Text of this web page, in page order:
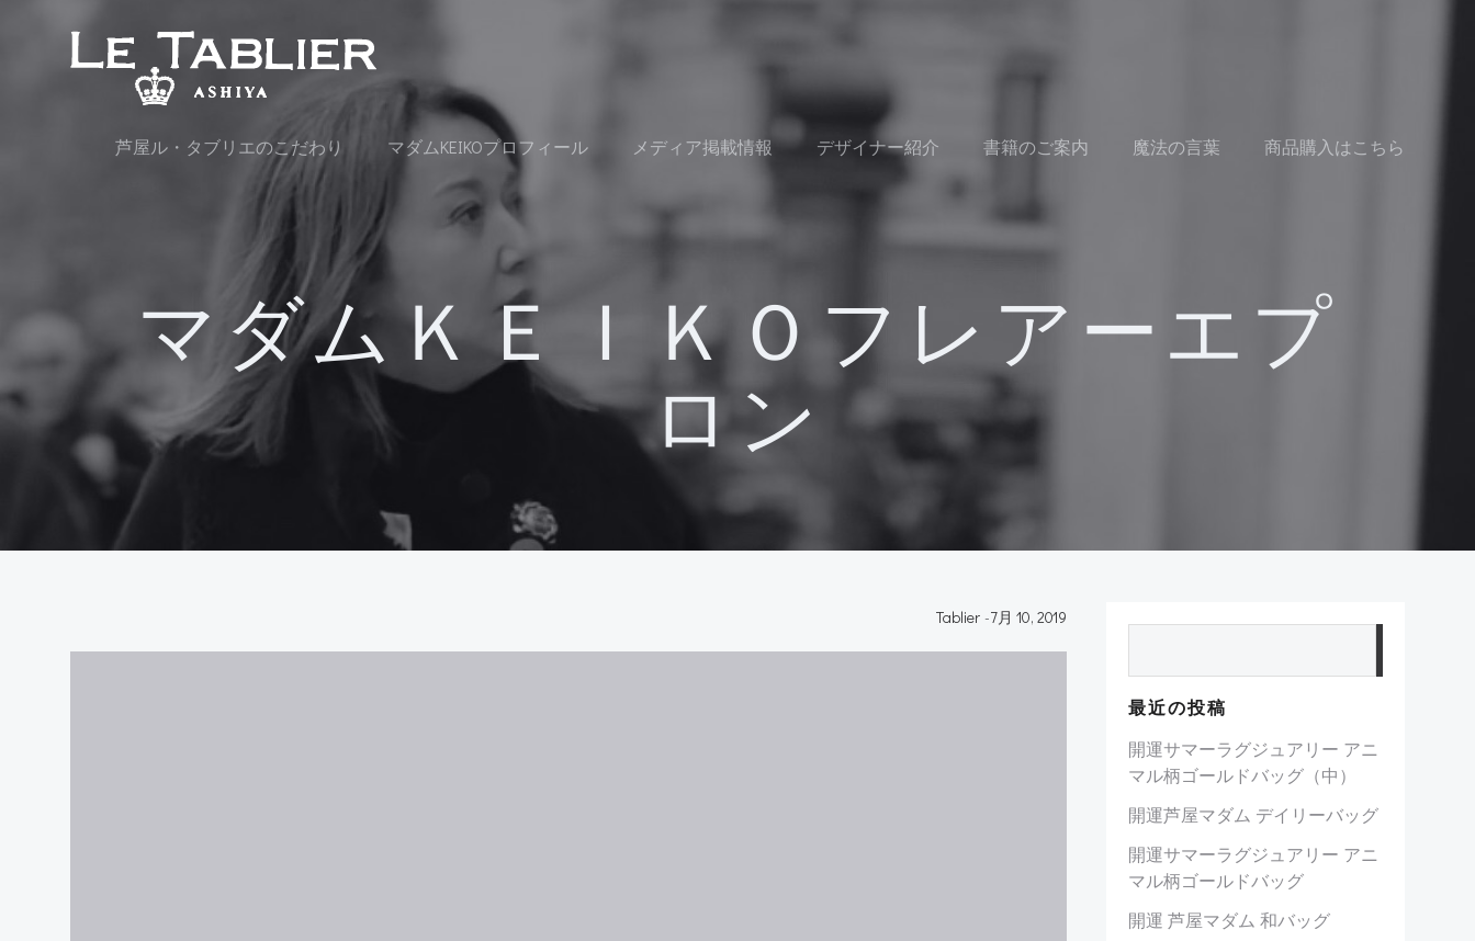
芦屋ル・タブリエのこだわり マダムKEIKOプロフィール メディア掲載情報 デザイナー紹介 書籍のご案内 魔法の言葉 商品購入はこちら
マダムＫＥＩＫＯフレアーエプ
ロン
Tablier -7月 10, 2019
最近の投稿
開運サマーラグジュアリー アニ
マル柄ゴールドバッグ（中）
開運芦屋マダム デイリーバッグ
開運サマーラグジュアリー アニ
マル柄ゴールドバッグ
開運 芦屋マダム 和バッグ